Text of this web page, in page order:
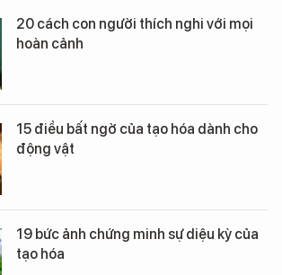
20 cách con người thích nghi với mọi
hoàn cảnh
15 điều bất ngờ của tạo hóa dành cho
động vật
19 bức ảnh chứng minh sự diệu kỳ của
tạo hóa